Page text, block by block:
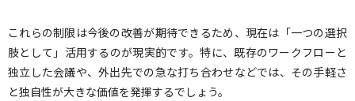
これらの制限は今後の改善が期待できるため、現在は「一つの選択
肢として」活用するのが現実的です。特に、既存のワークフローと
独立した会議や、外出先での急な打ち合わせなどでは、その手軽さ
と独自性が大きな価値を発揮するでしょう。